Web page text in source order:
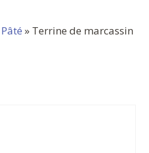
Pâté » Terrine de marcassin